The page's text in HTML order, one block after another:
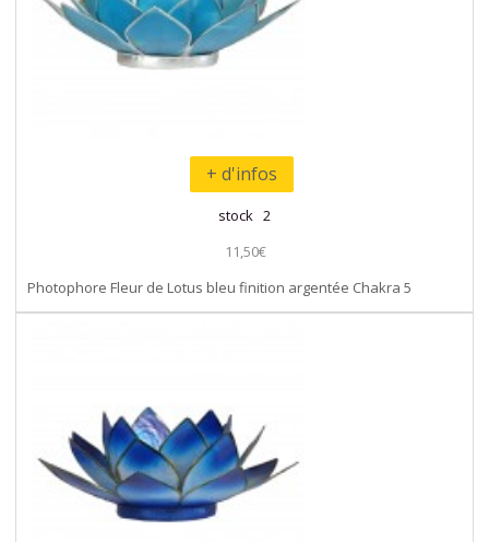
+ d'infos
stock 2
11,50€
Photophore Fleur de Lotus bleu finition argentée Chakra 5